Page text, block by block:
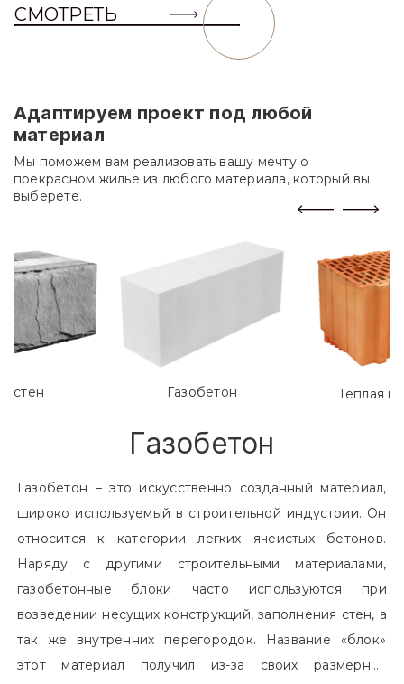
СМОТРЕТЬ
Адаптируем проект под любой
материал
Мы поможем вам реализовать вашу мечту о
прекрасном жилье из любого материала, который вы
выберете.
Газобетон Теплая
Газобетон
Газобетон – это искусственно созданный материал,
широко используемый в строительной индустрии. Он
относится к категории легких ячеистых бетонов.
Наряду с другими строительными материалами,
газобетонные блоки часто используются при
возведении несущих конструкций, заполнения стен, а
так же внутренних перегородок. Название «блок»
этот материал получил из-за своих размерных